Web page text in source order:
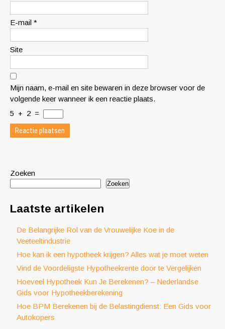
E-mail *
Site
Mijn naam, e-mail en site bewaren in deze browser voor de
volgende keer wanneer ik een reactie plaats.
5 + 2 =
Zoeken
Zoeken
Laatste artikelen
De Belangrijke Rol van de Vrouwelijke Koe in de
Veeteeltindustrie
Hoe kan ik een hypotheek krijgen? Alles wat je moet weten
Vind de Voordeligste Hypotheekrente door te Vergelijken
Hoeveel Hypotheek Kun Je Berekenen? – Nederlandse
Gids voor Hypotheekberekening
Hoe BPM Berekenen bij de Belastingdienst: Een Gids voor
Autokopers